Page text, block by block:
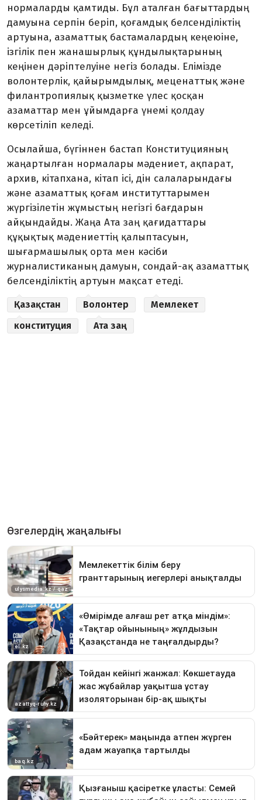
нормаларды қамтиды. Бұл аталған бағыттардың
дамуына серпін беріп, қоғамдық белсенділіктің
артуына, азаматтық бастамалардың кеңеюіне,
ізгілік пен жанашырлық құндылықтарының
кеңінен дәріптелуіне негіз болады. Елімізде
волонтерлік, қайырымдылық, меценаттық және
филантропиялық қызметке үлес қосқан
азаматтар мен ұйымдарға үнемі қолдау
көрсетіліп келеді.
Осылайша, бүгіннен бастап Конституцияның
жаңартылған нормалары мәдениет, ақпарат,
архив, кітапхана, кітап ісі, дін салаларындағы
және азаматтық қоғам институттарымен
жүргізілетін жұмыстың негізгі бағдарын
айқындайды. Жаңа Ата заң қағидаттары
құқықтық мәдениеттің қалыптасуын,
шығармашылық орта мен кәсіби
журналистиканың дамуын, сондай-ақ азаматтық
белсенділіктің артуын мақсат етеді.
Қазақстан Волонтер
Мемлекет
конституция
Ата заң